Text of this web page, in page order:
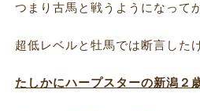
つまり古馬と戦うようになって
超低レベルと牡馬では断言した
たしかにハープスターの新潟２